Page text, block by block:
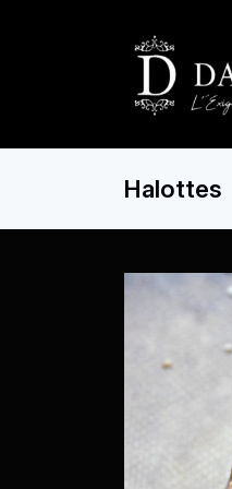
Halottes